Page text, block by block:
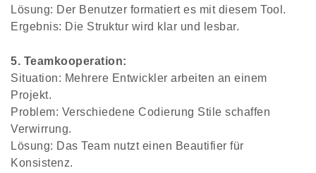
Lösung: Der Benutzer formatiert es mit diesem Tool.
Ergebnis: Die Struktur wird klar und lesbar.
5. Teamkooperation:
Situation: Mehrere Entwickler arbeiten an einem
Projekt.
Problem: Verschiedene Codierung Stile schaffen
Verwirrung.
Lösung: Das Team nutzt einen Beautifier für
Konsistenz.